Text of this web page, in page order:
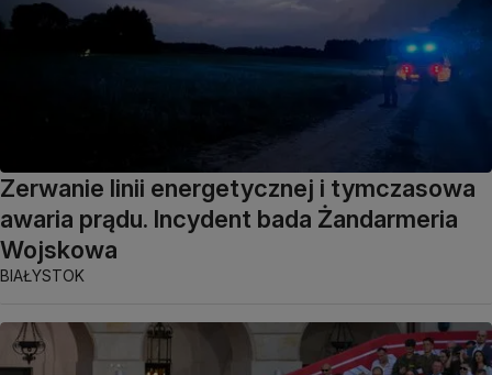
Zerwanie linii energetycznej i tymczasowa
awaria prądu. Incydent bada Żandarmeria
Wojskowa
BIAŁYSTOK